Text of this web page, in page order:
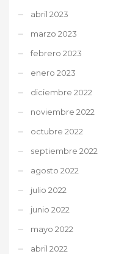
abril 2023
marzo 2023
febrero 2023
enero 2023
diciembre 2022
noviembre 2022
octubre 2022
septiembre 2022
agosto 2022
julio 2022
junio 2022
mayo 2022
abril 2022